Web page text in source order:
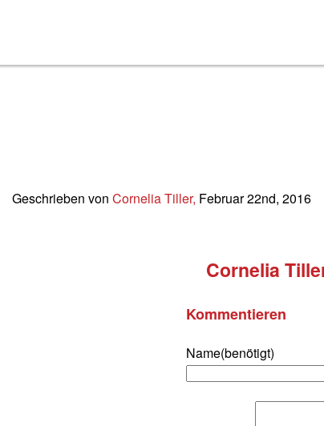
Geschrieben von Cornelia Tiller, Februar 22nd, 2016
Cornelia
Kommentieren
Name(benötigt)